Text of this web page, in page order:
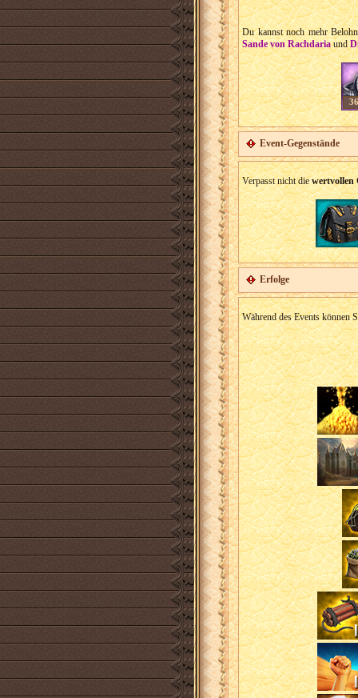
Du kannst noch mehr
Sande von Rachdariaund
Event-Gegenstände
Verpasst nicht diewertvollen
Erfolge
Während des Events können